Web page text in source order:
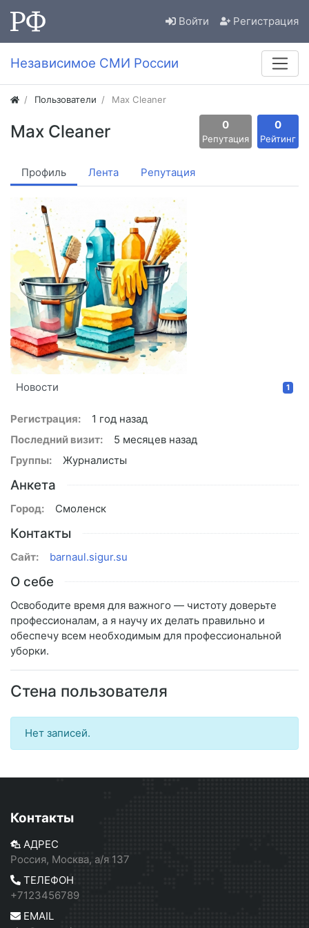
Войти Регистрация
Независимое СМИ России
Пользователи Max Cleaner
Max Cleaner 0
Репутация
0
Рейтинг
Профиль Лента Репутация
Новости 1
Регистрация:
1 год назад
Последний визит:
5 месяцев назад
Группы:
Журналисты
Анкета
Город: Смоленск
Контакты
Сайт: barnaul.sigur.su
О себе
Освободите время для важного — чистоту доверьте
профессионалам, а я научу их делать правильно и
обеспечу всем необходимым для профессиональной
уборки.
Стена пользователя
Нет записей.
Контакты
АДРЕС
Россия, Москва, а/я 137
ТЕЛЕФОН
+7123456789
EMAIL